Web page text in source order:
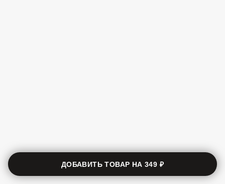
ДОБАВИТЬ ТОВАР НА349 ₽